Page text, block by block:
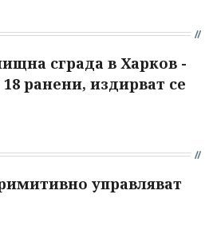
сграда в Харков -
ранени, издирват се
управляват